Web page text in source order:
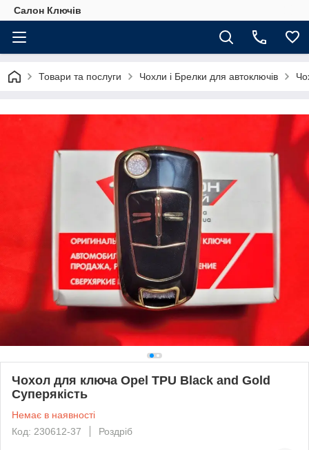
Салон Ключів
Товари та послуги Чохли і Брелки для автоключів
Чохол для ключа Opel TPU Black and Gold
Суперякість
Немає в наявності
Код: 230612-37
Роздріб